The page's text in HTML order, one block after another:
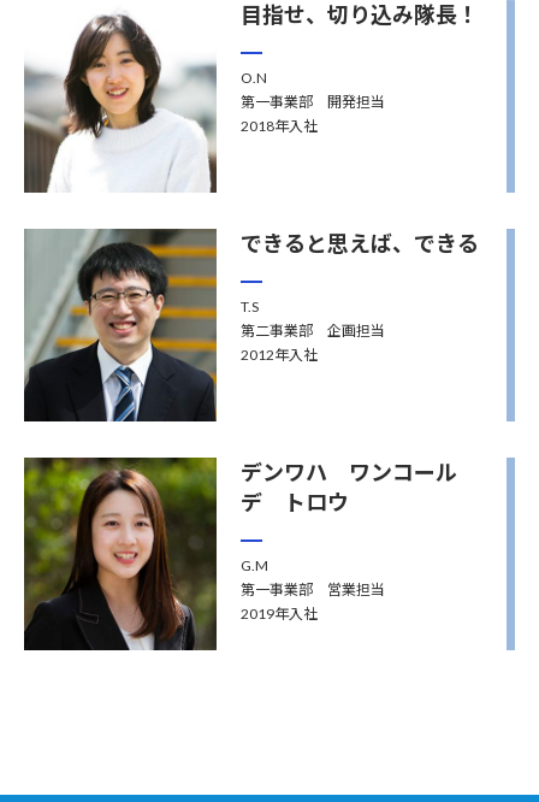
目指せ、切り込み隊長！
O.N
第一事業部 開発担当
2018年入社
できると思えば、できる
T.S
第二事業部 企画担当
2012年入社
デンワハ ワンコール
デ トロウ
G.M
第一事業部 営業担当
2019年入社